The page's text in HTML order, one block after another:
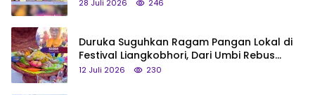
28 Juli 2026 246
Duruka Suguhkan Ragam Pangan Lokal di
Festival Liangkobhori, Dari Umbi Rebus
hingga Tumpeng Beras Muna
12 Juli 2026 230